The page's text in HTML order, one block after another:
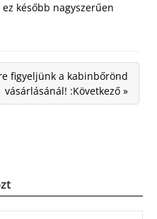
később nagyszerűen
figyeljünk a kabinbőrönd
vásárlásánál! :Következő »